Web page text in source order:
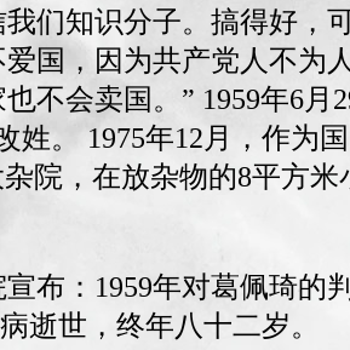
们知识分子。搞得好，
国，因为共产党人不为
不会卖国。” 1959年6
姓。 1975年12月，作为
院，在放杂物的8平方
布：1959年对葛佩琦的
逝世，终年八十二岁。